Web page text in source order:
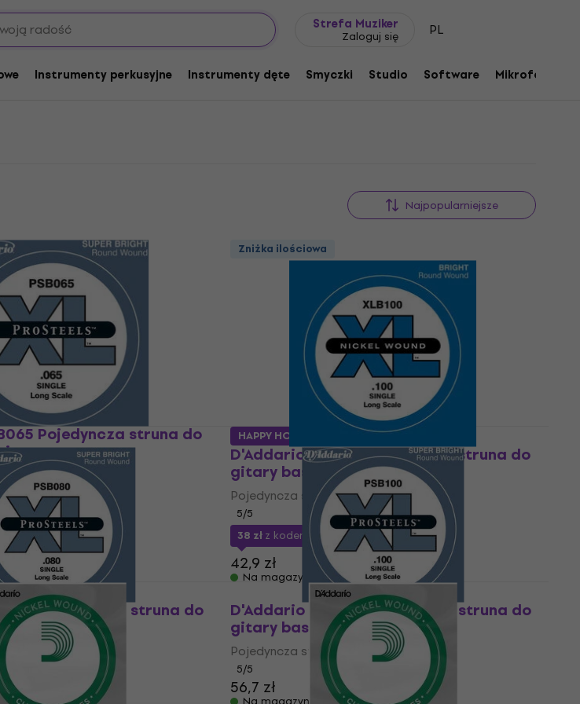
Strefa Muziker
Zaloguj się PL
Instrumenty perkusyjne Instrumenty dęte Smyczki Studio Software Mikrofony
basowych
Najpopularniejsze
Pojedyncza struna do
do gitary basowej
MUZMUZ-10
Zniżka ilościowa
D'Addario XLB100 Pojedyncza struna do
gitary basowej
Pojedyncza struna do gitary basowej
5/5
38 złz kodem MUZMUZ-10
42,9 zł
Na magazynie
Pojedyncza struna do
do gitary basowej
HAPPY HOUR
D'Addario PSB100 Pojedyncza struna do
gitary basowej
Pojedyncza struna do gitary basowej
5/5
56,7 zł